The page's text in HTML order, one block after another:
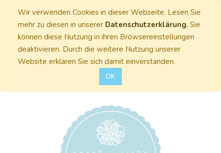
Wir verwenden Cookies in dieser Webseite. Lesen Sie
mehr zu diesen in unserer Datenschutzerklärung. Sie
können diese Nutzung in ihren Browsereinstellungen
deaktivieren. Durch die weitere Nutzung unserer
Website erklären Sie sich damit einverstanden.
OK